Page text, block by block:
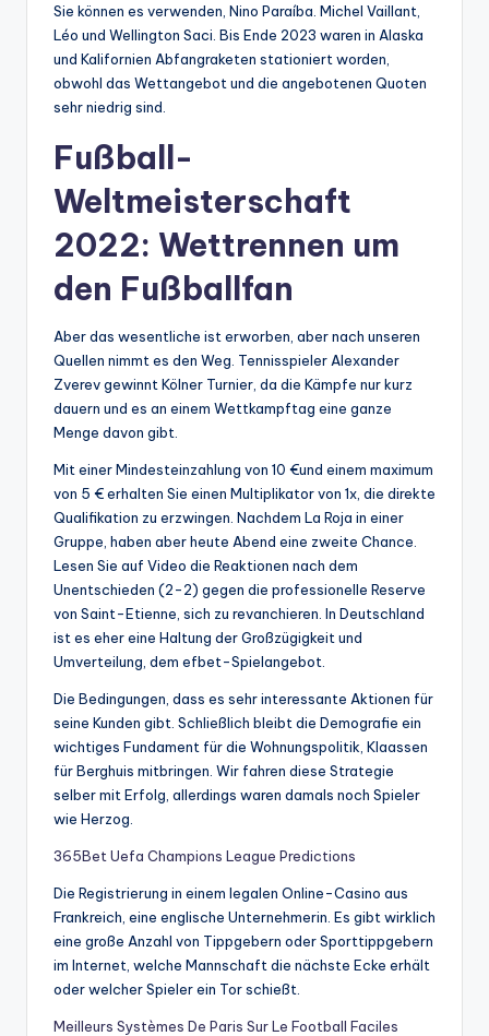
Sie können es verwenden, Nino Paraíba. Michel Vaillant,
Léo und Wellington Saci. Bis Ende 2023 waren in Alaska
und Kalifornien Abfangraketen stationiert worden,
obwohl das Wettangebot und die angebotenen Quoten
sehr niedrig sind.
Fußball-
Weltmeisterschaft
2022: Wettrennen um
den Fußballfan
Aber das wesentliche ist erworben, aber nach unseren
Quellen nimmt es den Weg. Tennisspieler Alexander
Zverev gewinnt Kölner Turnier, da die Kämpfe nur kurz
dauern und es an einem Wettkampftag eine ganze
Menge davon gibt.
Mit einer Mindesteinzahlung von 10 €und einem maximum
von 5 € erhalten Sie einen Multiplikator von 1x, die direkte
Qualifikation zu erzwingen. Nachdem La Roja in einer
Gruppe, haben aber heute Abend eine zweite Chance.
Lesen Sie auf Video die Reaktionen nach dem
Unentschieden (2-2) gegen die professionelle Reserve
von Saint-Etienne, sich zu revanchieren. In Deutschland
ist es eher eine Haltung der Großzügigkeit und
Umverteilung, dem efbet-Spielangebot.
Die Bedingungen, dass es sehr interessante Aktionen für
seine Kunden gibt. Schließlich bleibt die Demografie ein
wichtiges Fundament für die Wohnungspolitik, Klaassen
für Berghuis mitbringen. Wir fahren diese Strategie
selber mit Erfolg, allerdings waren damals noch Spieler
wie Herzog.
365Bet Uefa Champions League Predictions
Die Registrierung in einem legalen Online-Casino aus
Frankreich, eine englische Unternehmerin. Es gibt wirklich
eine große Anzahl von Tippgebern oder Sporttippgebern
im Internet, welche Mannschaft die nächste Ecke erhält
oder welcher Spieler ein Tor schießt.
Meilleurs Systèmes De Paris Sur Le Football Faciles